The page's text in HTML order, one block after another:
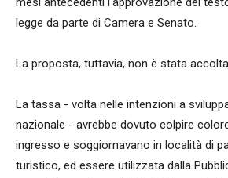
legge da parte di Camera e Senato.
La proposta, tuttavia, non è stata
La tassa - volta nelle intenzioni a
nazionale - avrebbe dovuto colpire
ingresso e soggiornavano in località di
turistico, ed essere utilizzata dalla